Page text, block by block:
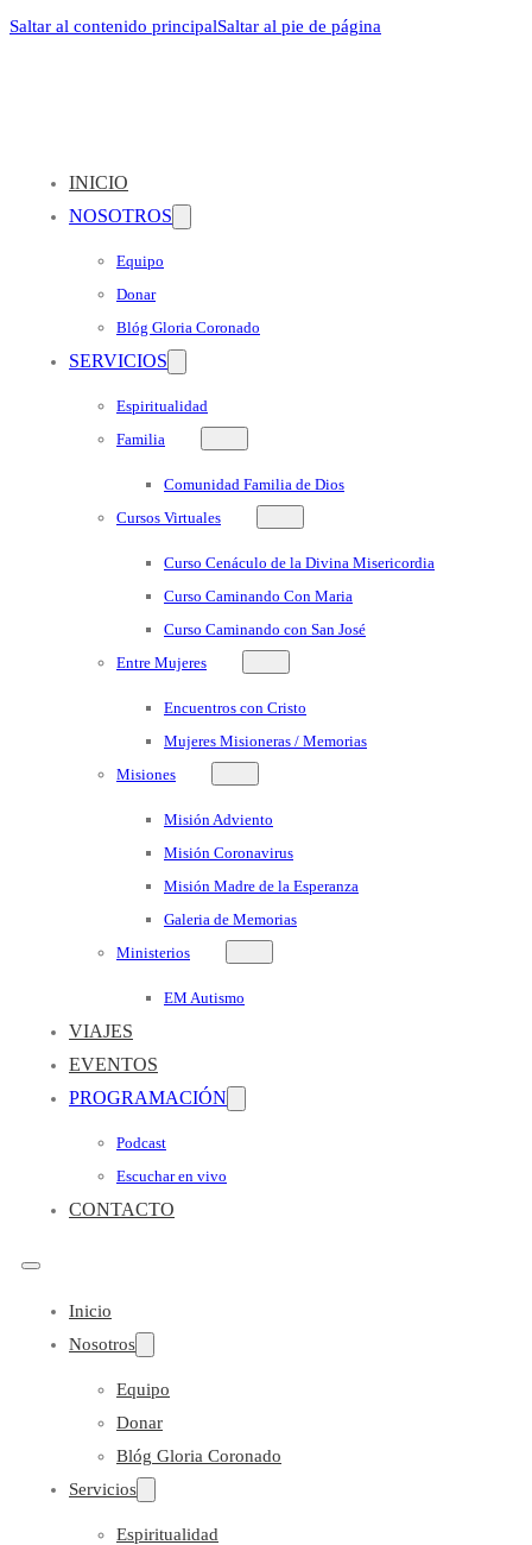
Saltar al contenido principalSaltar al pie de página
INICIO
NOSOTROS
Equipo
Donar
Blóg Gloria Coronado
SERVICIOS
Espiritualidad
Familia
Comunidad Familia de Dios
Cursos Virtuales
Curso Cenáculo de la Divina Misericordia
Curso Caminando Con Maria
Curso Caminando con San José
Entre Mujeres
Encuentros con Cristo
Mujeres Misioneras / Memorias
Misiones
Misión Adviento
Misión Coronavirus
Misión Madre de la Esperanza
Galeria de Memorias
Ministerios
EM Autismo
VIAJES
EVENTOS
PROGRAMACIÓN
Podcast
Escuchar en vivo
CONTACTO
Inicio
Nosotros
Equipo
Donar
Blóg Gloria Coronado
Servicios
Espiritualidad